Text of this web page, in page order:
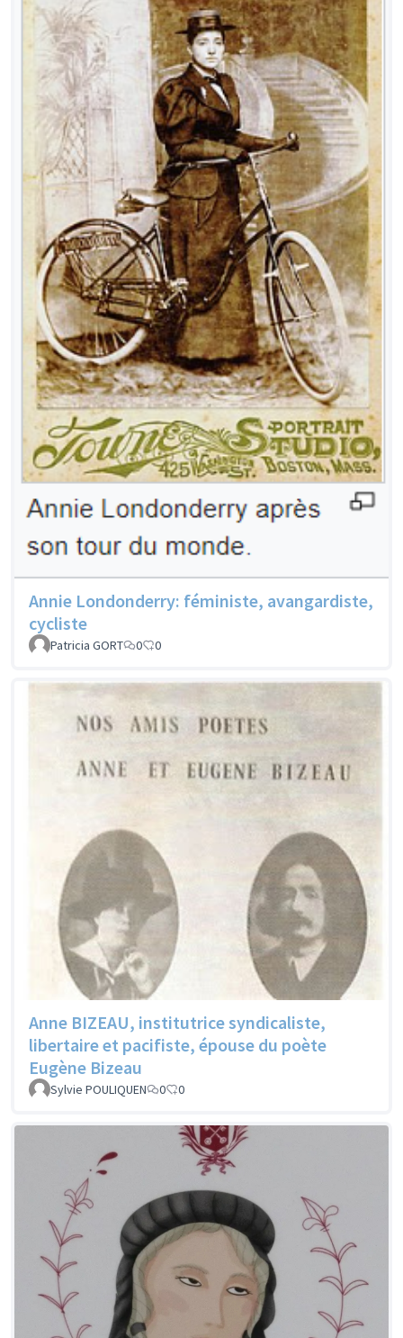
Annie Londonderry: féministe, avangardiste,
cycliste
Patricia GORT 0 0
Anne BIZEAU, institutrice syndicaliste,
libertaire et pacifiste, épouse du poète
Eugène Bizeau
Sylvie POULIQUEN 0 0